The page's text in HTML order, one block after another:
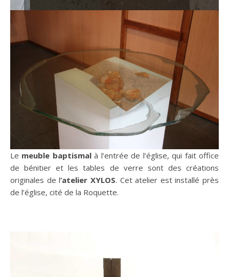
Le meuble baptismalà l’entrée de l’église, qui fait office
de bénitier et les tables de verre sont des créations
originales de l’atelier XYLOS. Cet atelier est installé près
de l’église, cité de la Roquette.